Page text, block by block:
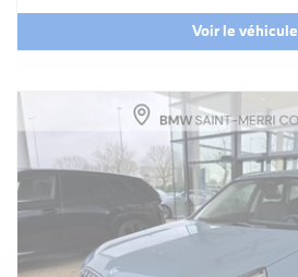
Voir le véhicule